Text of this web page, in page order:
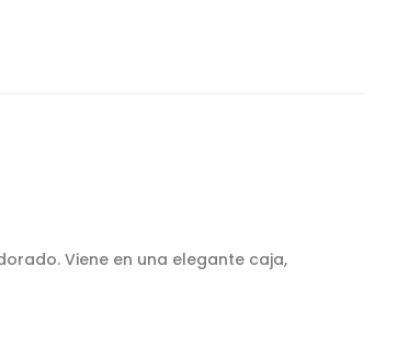
Viene en una elegante caja,